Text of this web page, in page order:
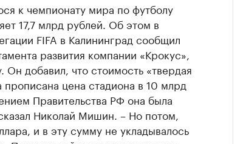
к чемпионату мира по футболу
17,7 млрд рублей. Об этом в
FIFA в Калининград сообщил
развития компании «Крокус»,
Он добавил, что стоимость «твердая
прописана цена стадиона в 10 млрд
Правительства РФ она была
Николай Мишин. – Но потом,
и в эту сумму не укладывалось